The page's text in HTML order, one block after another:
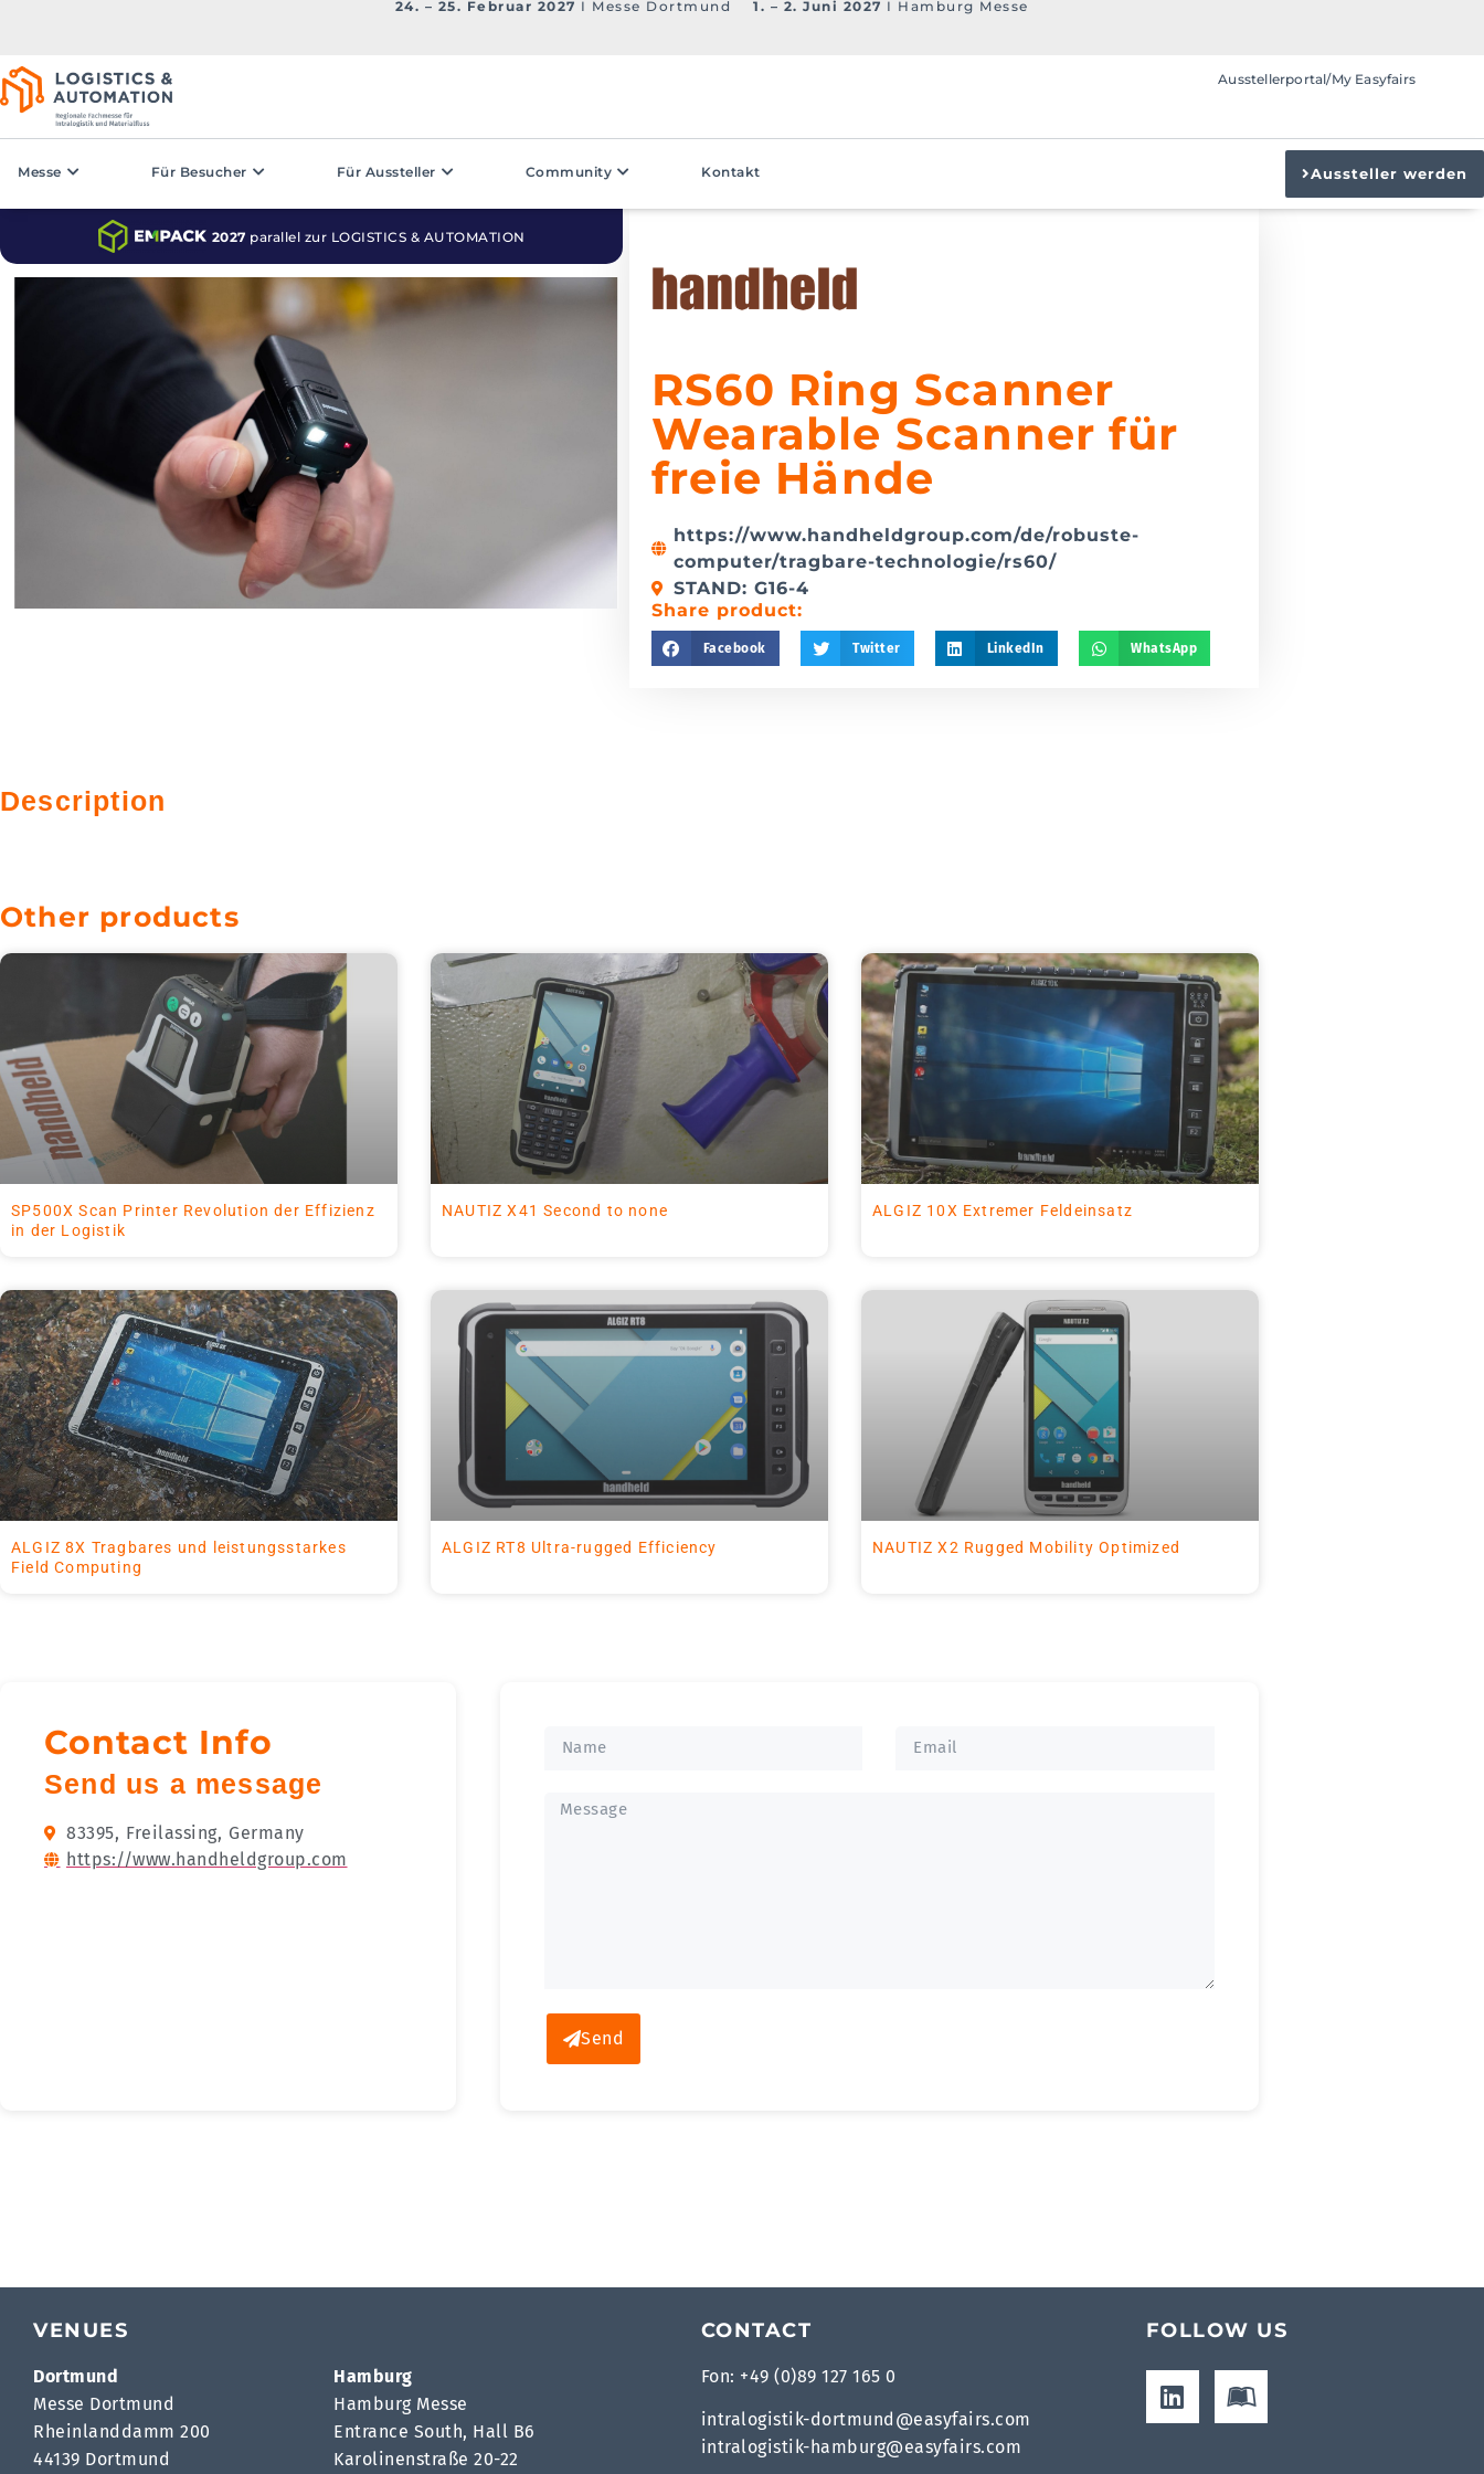
24. – 25. Februar 2027 I Messe Dortmund 1. – 2. Juni 2027 I Hamburg Messe
Ausstellerportal/My Easyfairs
Messe Für Besucher Für Aussteller Community Kontakt Aussteller werden
2027 parallel zur LOGISTICS & AUTOMATION
RS60 Ring Scanner
Wearable Scanner für
freie Hände
https://www.handheldgroup.com/de/robuste-
computer/tragbare-technologie/rs60/
STAND: G16-4
Share product:
Facebook Twitter LinkedIn WhatsApp
Description
Other products
SP500X Scan Printer Revolution der Effizienz
in der Logistik
NAUTIZ X41 Second to none ALGIZ 10X Extremer Feldeinsatz
ALGIZ 8X Tragbares und leistungsstarkes
Field Computing
ALGIZ RT8 Ultra-rugged Efficiency NAUTIZ X2 Rugged Mobility Optimized
Contact Info
Send us a message
83395, Freilassing, Germany
https://www.handheldgroup.com
Send
VENUES
Dortmund
Messe Dortmund
Rheinlanddamm 200
44139 Dortmund
Hamburg
Hamburg Messe
Entrance South, Hall B6
Karolinenstraße 20-22
CONTACT
Fon: +49 (0)89 127 165 0
intralogistik-dortmund@easyfairs.com
intralogistik-hamburg@easyfairs.com
FOLLOW US